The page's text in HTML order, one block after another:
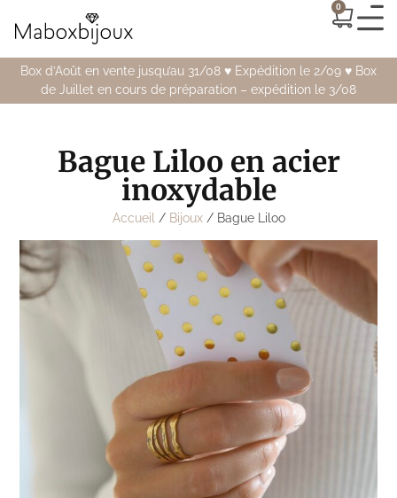
0
Box d’Août en vente jusqu’au 31/08 ♥️ Expédition le 2/09 ♥️ Box
de Juillet en cours de préparation – expédition le 3/08
Bague Liloo en acier
inoxydable
Accueil / Bijoux/ Bague Liloo